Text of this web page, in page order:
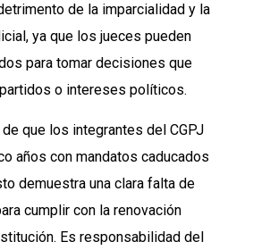
de la imparcialidad y la
ya que los jueces pueden
para tomar decisiones que
o intereses políticos.
que los integrantes del CGPJ
años con mandatos caducados
demuestra una clara falta de
cumplir con la renovación
Es responsabilidad del